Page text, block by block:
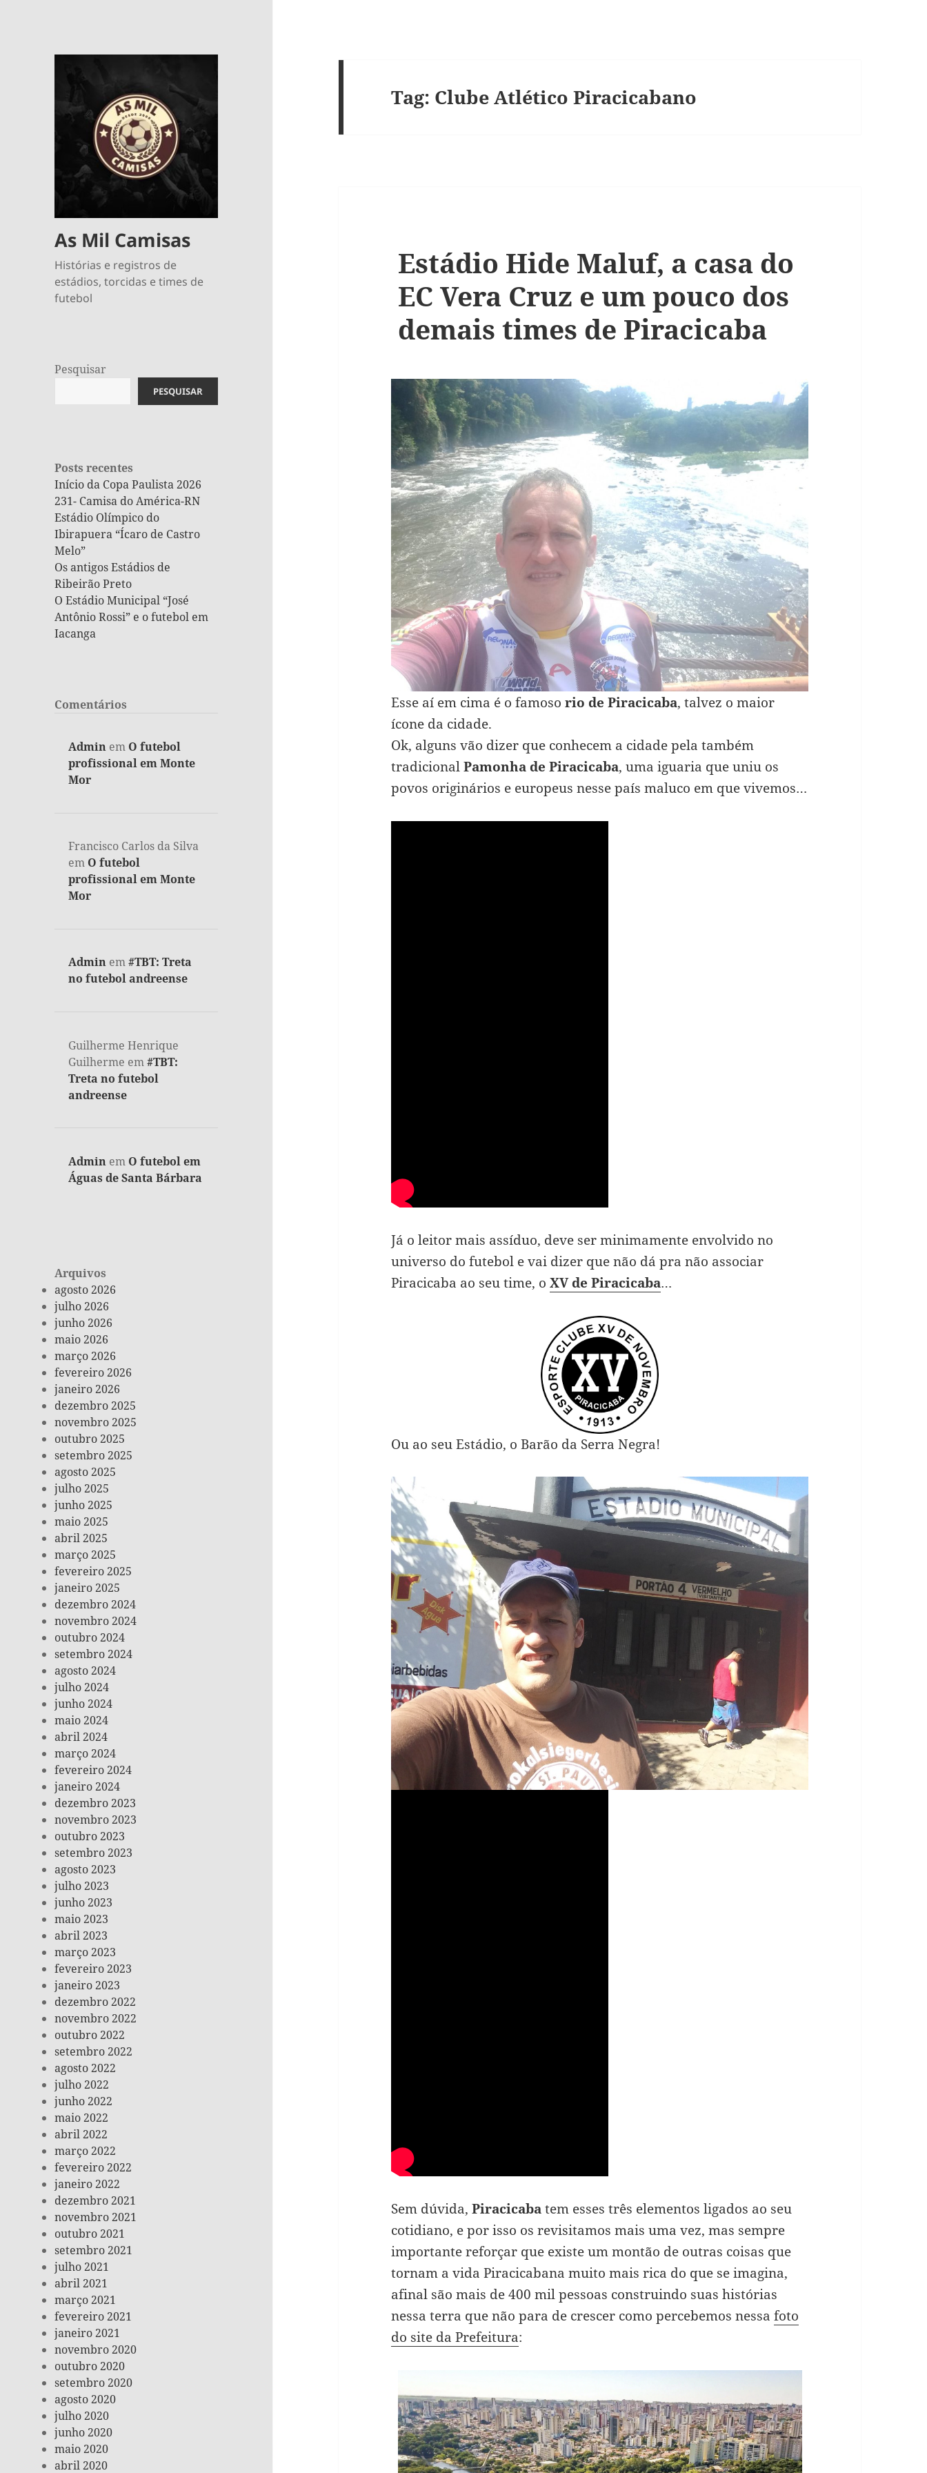
As Mil Camisas
Histórias e registros de
estádios, torcidas e times de
futebol
Pesquisar
PESQUISAR
Posts recentes
Início da Copa Paulista 2026
231- Camisa do América-RN
Estádio Olímpico do
Ibirapuera “Ícaro de Castro
Melo”
Os antigos Estádios de
Ribeirão Preto
O Estádio Municipal “José
Antônio Rossi” e o futebol em
Iacanga
Comentários
Admin em O futebol
profissional em Monte
Mor
Francisco Carlos da Silva
em O futebol
profissional em Monte
Mor
Admin em#TBT: Treta
no futebol andreense
Guilherme Henrique
Guilherme em#TBT:
Treta no futebol
andreense
Admin em O futebol em
Águas de Santa Bárbara
Arquivos
agosto 2026
julho 2026
junho 2026
maio 2026
março 2026
fevereiro 2026
janeiro 2026
dezembro 2025
novembro 2025
outubro 2025
setembro 2025
agosto 2025
julho 2025
junho 2025
maio 2025
abril 2025
março 2025
fevereiro 2025
janeiro 2025
dezembro 2024
novembro 2024
outubro 2024
setembro 2024
agosto 2024
julho 2024
junho 2024
maio 2024
abril 2024
março 2024
fevereiro 2024
janeiro 2024
dezembro 2023
novembro 2023
outubro 2023
setembro 2023
agosto 2023
julho 2023
junho 2023
maio 2023
abril 2023
março 2023
fevereiro 2023
janeiro 2023
dezembro 2022
novembro 2022
outubro 2022
setembro 2022
agosto 2022
julho 2022
junho 2022
maio 2022
abril 2022
março 2022
fevereiro 2022
janeiro 2022
dezembro 2021
novembro 2021
outubro 2021
setembro 2021
julho 2021
abril 2021
março 2021
fevereiro 2021
janeiro 2021
novembro 2020
outubro 2020
setembro 2020
agosto 2020
julho 2020
junho 2020
maio 2020
abril 2020
Tag: Clube Atlético Piracicabano
Estádio Hide Maluf, a casa do
EC Vera Cruz e um pouco dos
demais times de Piracicaba
Esse aí em cima é o famoso rio de Piracicaba, talvez o maior
ícone da cidade.
Ok, alguns vão dizer que conhecem a cidade pela também
tradicionalPamonha de Piracicaba, uma iguaria que uniu os
povos originários e europeus nesse país maluco em que vivemos…
Já o leitor mais assíduo, deve ser minimamente envolvido no
universo do futebol e vai dizer que não dá pra não associar
Piracicaba ao seu time, o XV de Piracicaba…
Ou ao seu Estádio, o Barão da Serra Negra!
Sem dúvida, Piracicabatem esses três elementos ligados ao seu
cotidiano, e por isso os revisitamos mais uma vez, mas sempre
importante reforçar que existe um montão de outras coisas que
tornam a vida Piracicabana muito mais rica do que se imagina,
afinal são mais de 400 mil pessoas construindo suas histórias
nessa terra que não para de crescer como percebemos nessa foto
do site da Prefeitura: